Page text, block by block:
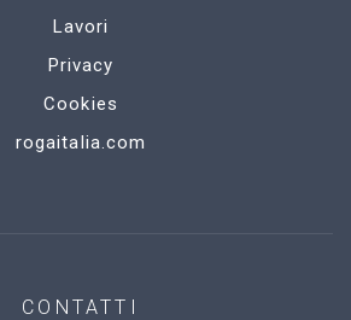
Lavori
Privacy
Cookies
rogaitalia.com
CONTATTI